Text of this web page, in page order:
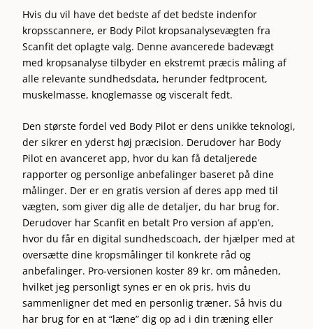
Hvis du vil have det bedste af det bedste indenfor
kropsscannere, er Body Pilot kropsanalysevægten fra
Scanfit det oplagte valg. Denne avancerede badevægt
med kropsanalyse tilbyder en ekstremt præcis måling af
alle relevante sundhedsdata, herunder fedtprocent,
muskelmasse, knoglemasse og visceralt fedt.
Den største fordel ved Body Pilot er dens unikke teknologi,
der sikrer en yderst høj præcision. Derudover har Body
Pilot en avanceret app, hvor du kan få detaljerede
rapporter og personlige anbefalinger baseret på dine
målinger. Der er en gratis version af deres app med til
vægten, som giver dig alle de detaljer, du har brug for.
Derudover har Scanfit en betalt Pro version af app’en,
hvor du får en digital sundhedscoach, der hjælper med at
oversætte dine kropsmålinger til konkrete råd og
anbefalinger. Pro-versionen koster 89 kr. om måneden,
hvilket jeg personligt synes er en ok pris, hvis du
sammenligner det med en personlig træner. Så hvis du
har brug for en at “læne” dig op ad i din træning eller